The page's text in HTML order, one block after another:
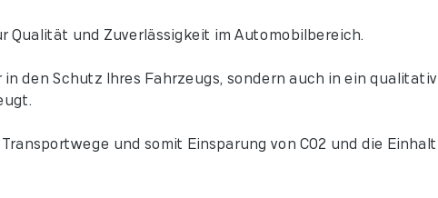
Qualität und Zuverlässigkeit im Automobilbereich.
den Schutz Ihres Fahrzeugs, sondern auch in ein
und somit Einsparung von C02 und die